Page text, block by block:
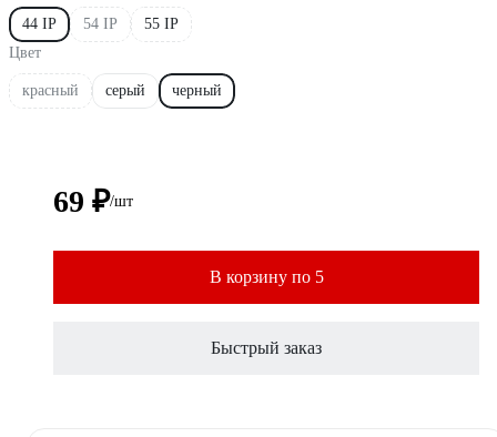
44 IP 54 IP
55 IP
Цвет
красный серый черный
69 ₽/шт
В корзину по 5
Быстрый заказ